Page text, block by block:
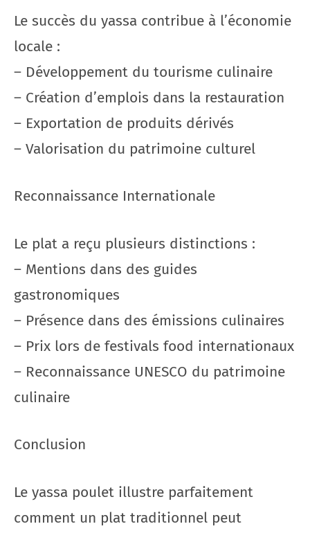
Le succès du yassa contribue à l’économie
locale :
– Développement du tourisme culinaire
– Création d’emplois dans la restauration
– Exportation de produits dérivés
– Valorisation du patrimoine culturel
Reconnaissance Internationale
Le plat a reçu plusieurs distinctions :
– Mentions dans des guides
gastronomiques
– Présence dans des émissions culinaires
– Prix lors de festivals food internationaux
– Reconnaissance UNESCO du patrimoine
culinaire
Conclusion
Le yassa poulet illustre parfaitement
comment un plat traditionnel peut